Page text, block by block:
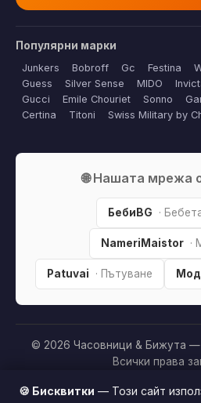
Популярни марки
Junkers Bobroff Gc Festina
Guess
Silver Sense MIDO
Gucci
Emile Chouriet Sonno
Certina
Titoni Swiss Military by
🌐 Нашата мрежа
БебиBG ·
NameriMaistor ·
Patuvai · Пътуване
© 2026 Часовници & Бижута —
Всички права
Партньорско разкриване:
🍪 Бисквитки — Този сайт